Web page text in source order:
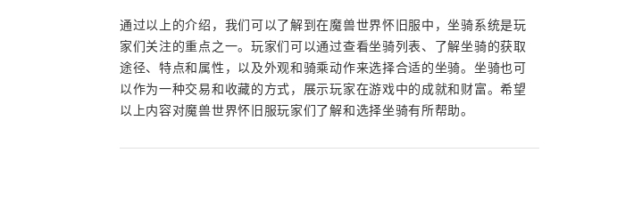
通过以上的介绍，我们可以了解到在魔兽世界怀旧服中，坐骑系统是玩
家们关注的重点之一。玩家们可以通过查看坐骑列表、了解坐骑的获取
途径、特点和属性，以及外观和骑乘动作来选择合适的坐骑。坐骑也可
以作为一种交易和收藏的方式，展示玩家在游戏中的成就和财富。希望
以上内容对魔兽世界怀旧服玩家们了解和选择坐骑有所帮助。